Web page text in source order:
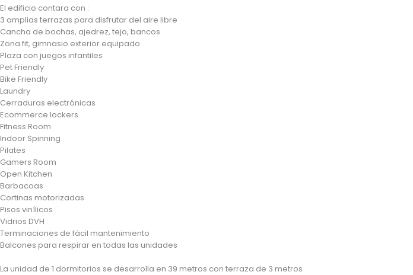
El edificio contara con :
3 amplias terrazas para disfrutar del aire libre
Cancha de bochas, ajedrez, tejo, bancos
Zona fit, gimnasio exterior equipado
Plaza con juegos infantiles
Pet Friendly
Bike Friendly
Laundry
Cerraduras electrónicas
Ecommerce lockers
Fitness Room
Indoor Spinning
Pilates
Gamers Room
Open Kitchen
Barbacoas
Cortinas motorizadas
Pisos vinílicos
Vidrios DVH
Terminaciones de fácil mantenimiento
Balcones para respirar en todas las unidades
La unidad de 1 dormitorios se desarrolla en 39 metros con terraza de 3 metros